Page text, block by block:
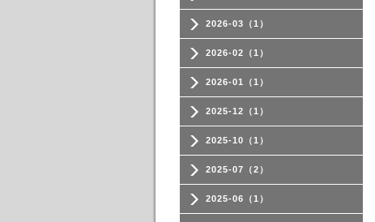
2026-03（1）
2026-02（1）
2026-01（1）
2025-12（1）
2025-10（1）
2025-07（2）
2025-06（1）